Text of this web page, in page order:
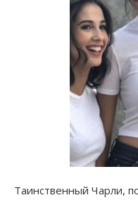
Таинственный Чарли,